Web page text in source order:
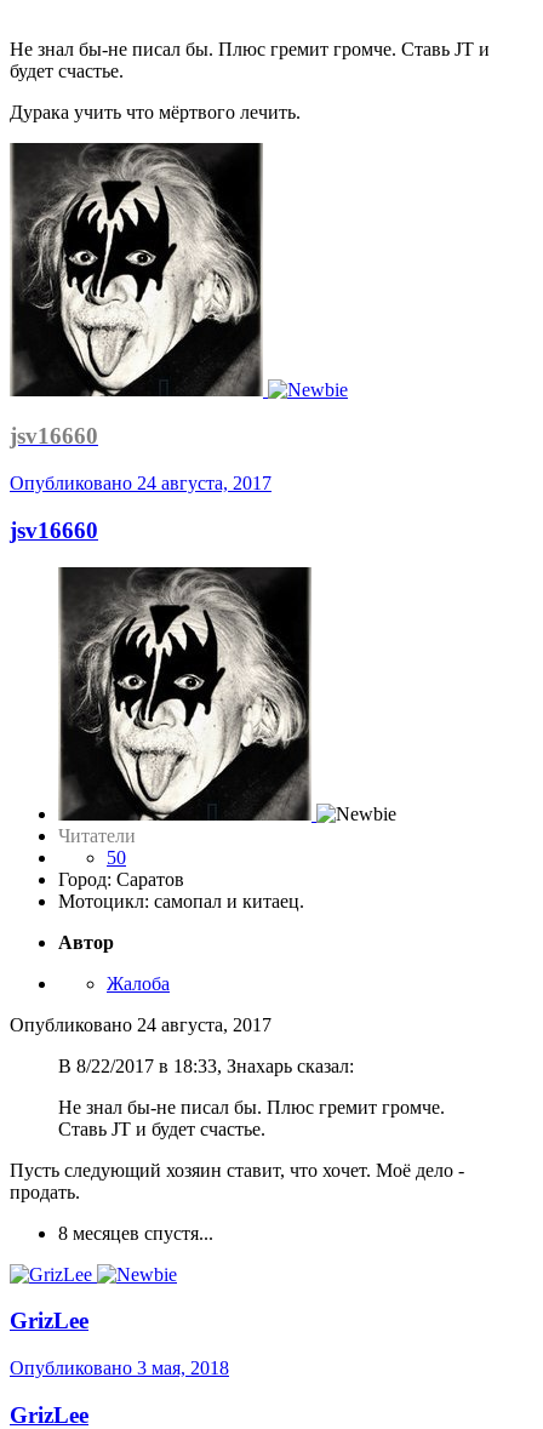
Не знал бы-не писал бы. Плюс гремит громче. Ставь JT и
будет счастье.
Дурака учить что мёртвого лечить.
jsv16660
Опубликовано 24 августа, 2017
jsv16660
Читатели
50
Город: Саратов
Мотоцикл: самопал и китаец.
Автор
Жалоба
Опубликовано 24 августа, 2017
В 8/22/2017 в 18:33, Знахарь сказал:
Не знал бы-не писал бы. Плюс гремит громче.
Ставь JT и будет счастье.
Пусть следующий хозяин ставит, что хочет. Моё дело -
продать.
8 месяцев спустя...
GrizLee
Опубликовано 3 мая, 2018
GrizLee